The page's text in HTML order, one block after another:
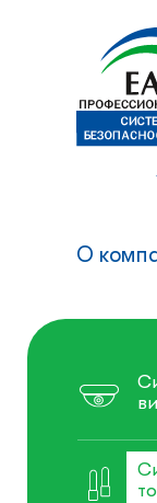
О